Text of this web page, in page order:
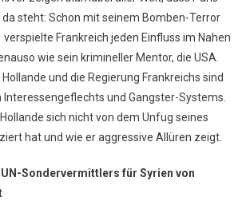
steht: Schon mit seinem Bomben-Terror
Frankreich jeden Einfluss im Nahen
wie sein krimineller Mentor, die USA.
und die Regierung Frankreichs sind
Interessengeflechts und Gangster-Systems.
sich nicht von dem Unfug seines
hat und wie er aggressive Allüren zeigt.
UN-Sondervermittlers für Syrien von